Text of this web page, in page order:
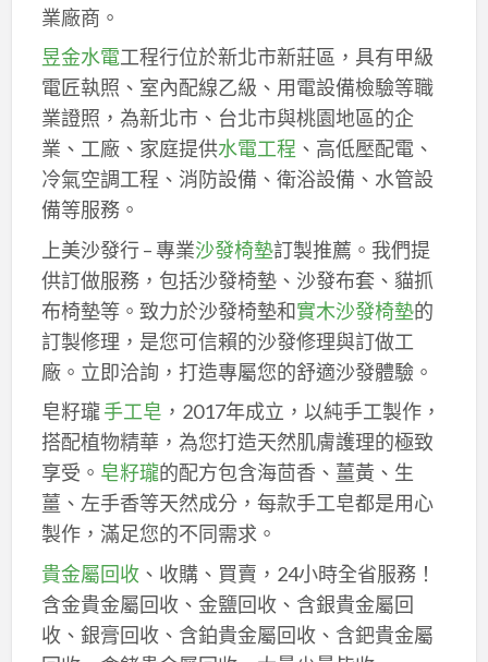
業廠商。
昱金水電工程行位於新北市新莊區，具有甲級
電匠執照、室內配線乙級、用電設備檢驗等職
業證照，為新北市、台北市與桃園地區的企
業、工廠、家庭提供水電工程 、高低壓配電、
冷氣空調工程、消防設備、衛浴設備、水管設
備等服務。
上美沙發行 – 專業沙發椅墊訂製推薦。我們提
供訂做服務，包括沙發椅墊、沙發布套、貓抓
布椅墊等。致力於沙發椅墊和實木沙發椅墊的
訂製修理，是您可信賴的沙發修理與訂做工
廠。立即洽詢，打造專屬您的舒適沙發體驗。
皂籽瓏手工皂 ，2017年成立，以純手工製作，
搭配植物精華，為您打造天然肌膚護理的極致
享受。 皂籽瓏的配方包含海茴香、薑黃、生
薑、左手香等天然成分，每款手工皂都是用心
製作，滿足您的不同需求。
貴金屬回收、收購、買賣，24小時全省服務！
含金貴金屬回收、金鹽回收、含銀貴金屬回
收、銀膏回收、含鉑貴金屬回收、含鈀貴金屬